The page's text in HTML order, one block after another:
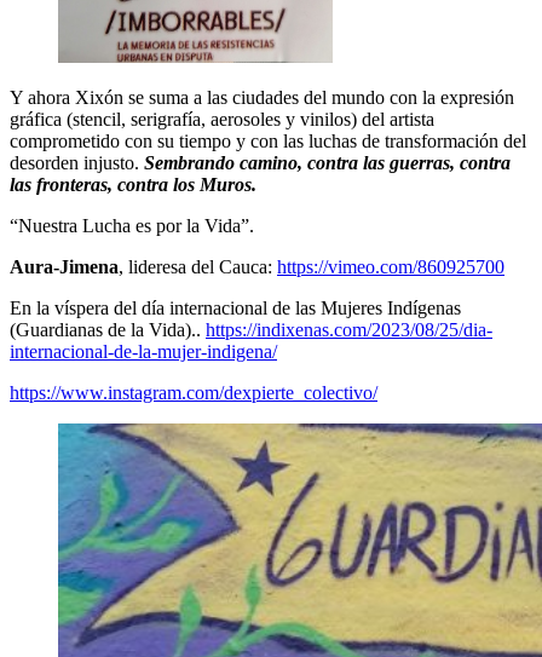
Y ahora Xixón se suma a las ciudades del mundo con la expresión
gráfica (stencil, serigrafía, aerosoles y vinilos) del artista
comprometido con su tiempo y con las luchas de transformación del
desorden injusto. Sembrando camino, contra las guerras, contra
las fronteras, contra los Muros.
“Nuestra Lucha es por la Vida”.
Aura-Jimena, lideresa del Cauca: https://vimeo.com/860925700
En la víspera del día internacional de las Mujeres Indígenas
(Guardianas de la Vida).. https://indixenas.com/2023/08/25/dia-
internacional-de-la-mujer-indigena/
https://www.instagram.com/dexpierte_colectivo/